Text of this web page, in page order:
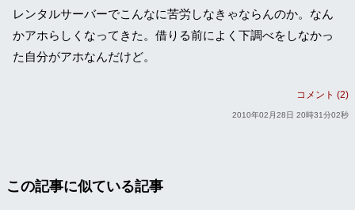
レンタルサーバーでこんなに苦労しなきゃならんのか。なん
かアホらしくなってきた。借りる前によく下調べをしなかっ
た自分がアホなんだけど。
コメント (2)
2010年02月28日 20時31分02秒
この記事に似ている記事